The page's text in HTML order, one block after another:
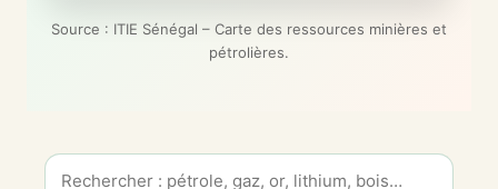
Source : ITIE Sénégal – Carte des ressources minières et
pétrolières.